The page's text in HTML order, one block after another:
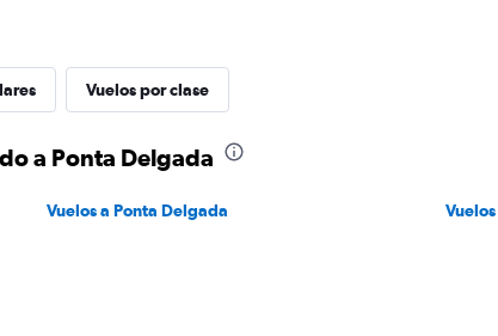
Vuelos por clase
a Ponta Delgada
Vuelos a Ponta Delgada